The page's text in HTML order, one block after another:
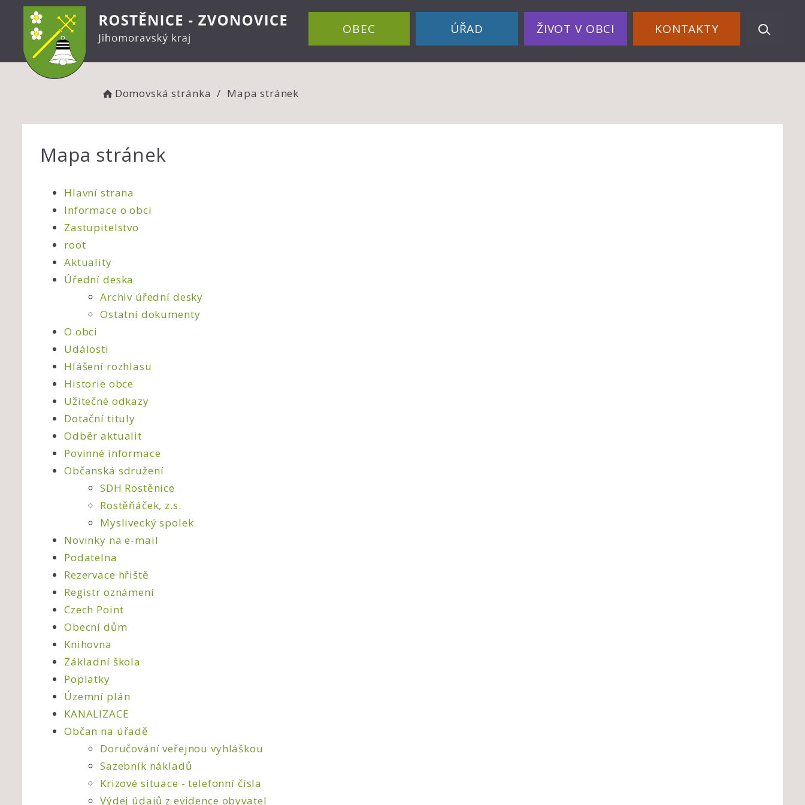
OBEC ÚŘAD ŽIVOT V OBCI KONTAKTY
Domovská stránka Mapa stránek
Mapa stránek
Hlavní strana
Informace o obci
Zastupitelstvo
root
Aktuality
Úřední deska
Archiv úřední desky
Ostatní dokumenty
O obci
Události
Hlášení rozhlasu
Historie obce
Užitečné odkazy
Dotační tituly
Odběr aktualit
Povinné informace
Občanská sdružení
SDH Rostěnice
Rostěňáček, z.s.
Myslivecký spolek
Novinky na e-mail
Podatelna
Rezervace hřiště
Registr oznámení
Czech Point
Obecní dům
Knihovna
Základní škola
Poplatky
Územní plán
KANALIZACE
Občan na úřadě
Doručování veřejnou vyhláškou
Sazebník nákladů
Krizové situace - telefonní čísla
Výdej údajů z evidence obyvatel